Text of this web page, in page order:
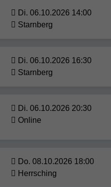
Di. 06.10.2026 14:00
Starnberg
Di. 06.10.2026 16:30
Starnberg
Di. 06.10.2026 20:30
Online
Do. 08.10.2026 18:00
Herrsching